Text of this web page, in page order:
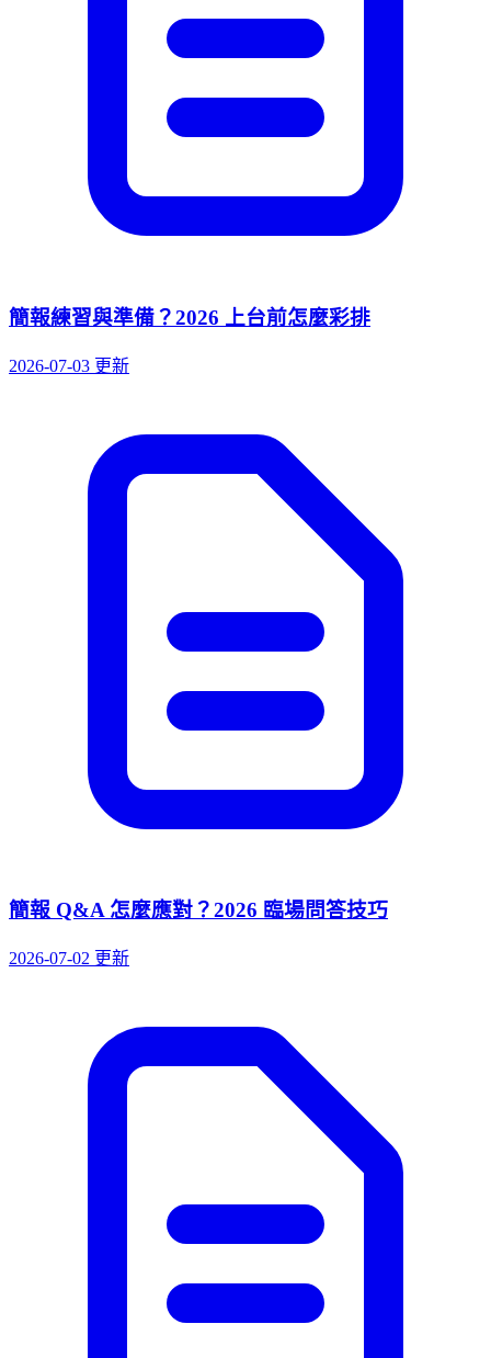
簡報練習與準備？2026 上台前怎麼彩排
2026-07-03 更新
簡報 Q&A 怎麼應對？2026 臨場問答技巧
2026-07-02 更新